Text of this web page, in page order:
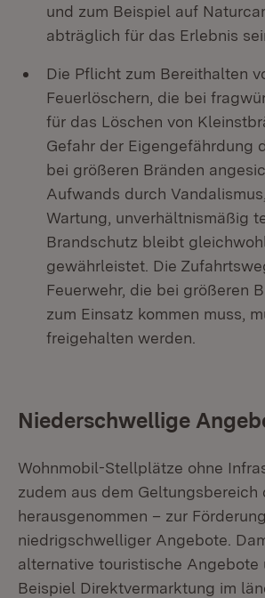
und zum Beispiel auf
abträglich für das Erlebnis
Die Pflicht zum Bereithalten
Feuerlöschern, die bei
für das Löschen von
Gefahr der Eigengefährdung
bei größeren Bränden
Aufwands durch
Wartung, unverhältnismäßig
Brandschutz bleibt
gewährleistet. Die
Feuerwehr, die bei größeren
zum Einsatz kommen muss,
freigehalten werden.
Niederschwellige
Wohnmobil-Stellplätze ohne
zudem aus dem Geltungsbereich
herausgenommen – zur
niedrigschwelliger Angebote.
alternative touristische Angebote
Beispiel Direktvermarktung im